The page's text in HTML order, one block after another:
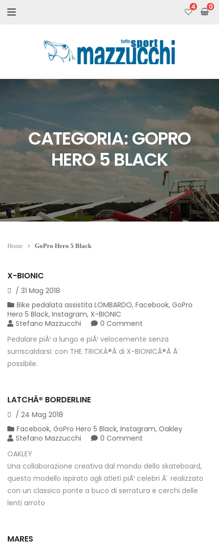
4
CATEGORIA:GOPRO
HERO 5 BLACK
Home GoPro Hero 5 Black
X-BIONIC
/ 31 Mag 2018
Bike pedalata assistita LOMBARDO, Facebook, GoPro
Hero 5 Black, Instagram, X-BIONIC
Stefano Mazzucchi
0 Comment
Pedalare piÃ¹ a lungo e piÃ¹ velocemente senza
surriscaldarsi: con THE TRICKÂ®Â di X-BIONICÂ®Â Ã¨
possibile.
LATCHÂ® BORDERLINE
/ 24 Mag 2018
Facebook, GoPro Hero 5 Black, Instagram, Oakley
Stefano Mazzucchi
0 Comment
OAKLEY
Una collaborazione creativa dal mondo dello skateboard,
questo modello ispirato agli atleti piÃ¹ celebri Ã¨ realizzato
con un classico ponte a buco di serratura e cerchi delle
lenti arroto
MARES